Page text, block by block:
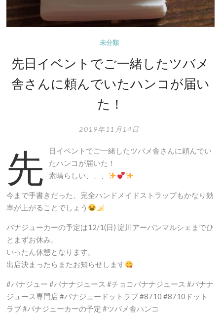
未分類
先日イベントでご一緒したツバメ
舎さんに頼んでいたハンコが届い
た！
2019年11月14日
先
日イベントでご一緒したツバメ舎さんに頼んでい
たハンコが届いた！
素晴らしい、、、
今まで手書きだった、完全ハンドメイドストラップもかなり効
率が上がることでしょう
バナジューカーの予定は12/1(日) 淀川アーバンマルシェまでひ
とまずお休み。
いったん休憩となります。
出店決まったらまたお知らせします
#バナジュー #バナナジュース #チョコバナナジュース #バナナ
ジュース専門店 #バナジュードットラブ #8710 #8710ドット
ラブ #バナジューカーの予定 #ツバメ舎ハンコ